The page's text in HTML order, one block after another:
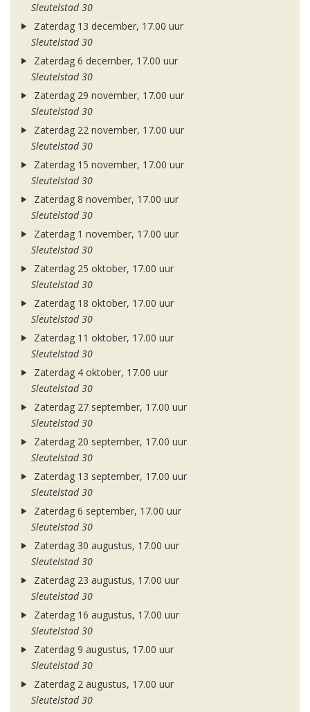
Sleutelstad 30
Zaterdag 13 december, 17.00 uur
Sleutelstad 30
Zaterdag 6 december, 17.00 uur
Sleutelstad 30
Zaterdag 29 november, 17.00 uur
Sleutelstad 30
Zaterdag 22 november, 17.00 uur
Sleutelstad 30
Zaterdag 15 november, 17.00 uur
Sleutelstad 30
Zaterdag 8 november, 17.00 uur
Sleutelstad 30
Zaterdag 1 november, 17.00 uur
Sleutelstad 30
Zaterdag 25 oktober, 17.00 uur
Sleutelstad 30
Zaterdag 18 oktober, 17.00 uur
Sleutelstad 30
Zaterdag 11 oktober, 17.00 uur
Sleutelstad 30
Zaterdag 4 oktober, 17.00 uur
Sleutelstad 30
Zaterdag 27 september, 17.00 uur
Sleutelstad 30
Zaterdag 20 september, 17.00 uur
Sleutelstad 30
Zaterdag 13 september, 17.00 uur
Sleutelstad 30
Zaterdag 6 september, 17.00 uur
Sleutelstad 30
Zaterdag 30 augustus, 17.00 uur
Sleutelstad 30
Zaterdag 23 augustus, 17.00 uur
Sleutelstad 30
Zaterdag 16 augustus, 17.00 uur
Sleutelstad 30
Zaterdag 9 augustus, 17.00 uur
Sleutelstad 30
Zaterdag 2 augustus, 17.00 uur
Sleutelstad 30